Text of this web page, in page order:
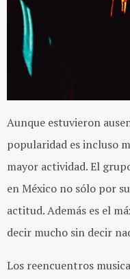
Aunque estuvieron
popularidad es incluso
mayor actividad. El
en México no sólo por
actitud. Además es el
decir mucho sin decir
Los reencuentros